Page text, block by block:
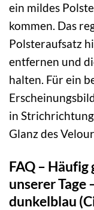
ein mildes
kommen. Das
Polsteraufsatz
entfernen und
halten. Für ein
in
Glanz des
FAQ –
unserer Tage
dunkelblau